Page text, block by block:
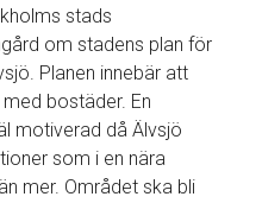
stads
om stadens plan för
Planen innebär att
bostäder. En
motiverad då Älvsjö
som i en nära
mer. Området ska bli